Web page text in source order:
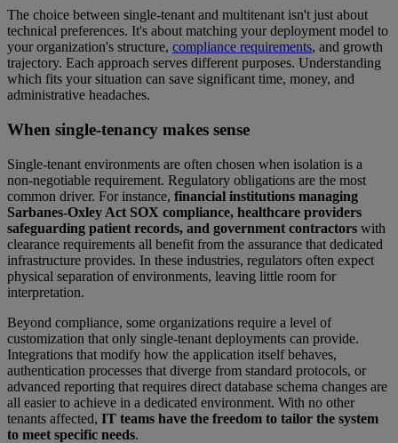
The choice between single-tenant and multitenant isn't just about
technical preferences. It's about matching your deployment model to
your organization's structure, compliance requirements, and growth
trajectory. Each approach serves different purposes. Understanding
which fits your situation can save significant time, money, and
administrative headaches.
When single-tenancy makes sense
Single-tenant environments are often chosen when isolation is a
non-negotiable requirement. Regulatory obligations are the most
common driver. For instance, financial institutions managing
Sarbanes-Oxley Act SOX compliance, healthcare providers
safeguarding patient records, and government contractors with
clearance requirements all benefit from the assurance that dedicated
infrastructure provides. In these industries, regulators often expect
physical separation of environments, leaving little room for
interpretation.
Beyond compliance, some organizations require a level of
customization that only single-tenant deployments can provide.
Integrations that modify how the application itself behaves,
authentication processes that diverge from standard protocols, or
advanced reporting that requires direct database schema changes are
all easier to achieve in a dedicated environment. With no other
tenants affected, IT teams have the freedom to tailor the system
to meet specific needs.